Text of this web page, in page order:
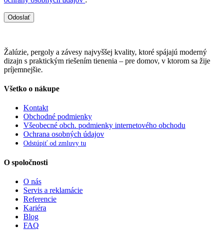
Odoslať
Žalúzie, pergoly a závesy najvyššej kvality, ktoré spájajú moderný
dizajn s praktickým riešením tienenia – pre domov, v ktorom sa žije
príjemnejšie.
Všetko o nákupe
Kontakt
Obchodné podmienky
Všeobecné obch. podmienky internetového obchodu
Ochrana osobných údajov
Odstúpiť od zmluvy tu
O spoločnosti
O nás
Servis a reklamácie
Referencie
Kariéra
Blog
FAQ